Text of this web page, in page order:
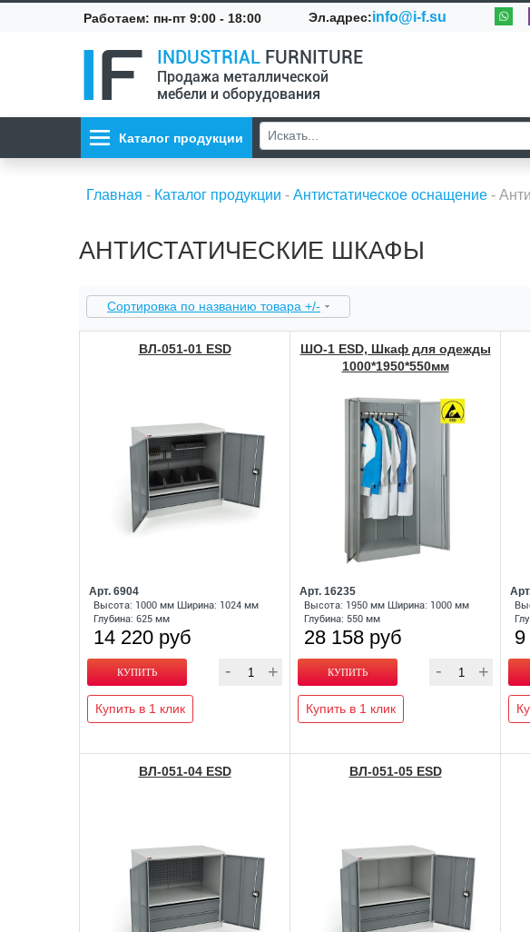
Работаем: пн-пт 9:00 - 18:00 Эл.адрес:info@i-f.su
INDUSTRIAL FURNITURE
Продажа металлической
мебели и оборудования
Каталог продукции
Главная - Каталог продукции - Антистатическое оснащение -
АНТИСТАТИЧЕСКИЕ ШКАФЫ
Сортировка по названию товара +/-
ВЛ-051-01 ESD
Арт. 6904
Высота: 1000 мм Ширина: 1024 мм
Глубина: 625 мм
14 220 руб
Купить в 1 клик
ШО-1 ESD, Шкаф для одежды
1000*1950*550мм
Арт. 16235
Высота: 1950 мм Ширина: 1000 мм
Глубина: 550 мм
28 158 руб
Купить в 1 клик
ВЛ-051-04 ESD ВЛ-051-05 ESD